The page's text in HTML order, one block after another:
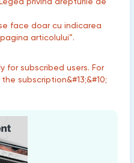
face doar cu indicarea
pagina articolului”.
for subscribed users. For
subscription&#13;&#10;